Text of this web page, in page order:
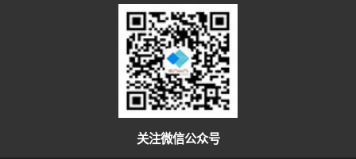
关注微信公众号